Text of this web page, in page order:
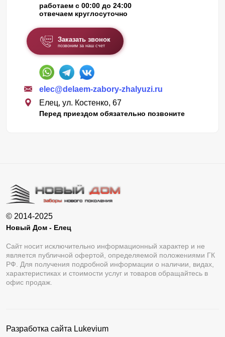
работаем с 00:00 до 24:00
отвечаем круглосуточно
Заказать звонок
позвоним за наш счет
elec@delaem-zabory-zhalyuzi.ru
Елец, ул. Костенко, 67
Перед приездом обязательно позвоните
© 2014-2025
Новый Дом - Елец
Сайт носит исключительно информационный характер и не
является публичной офертой, определяемой положениями ГК
РФ. Для получения подробной информации о наличии, видах,
характеристиках и стоимости услуг и товаров обращайтесь в
офис продаж.
Разработка сайта Lukevium